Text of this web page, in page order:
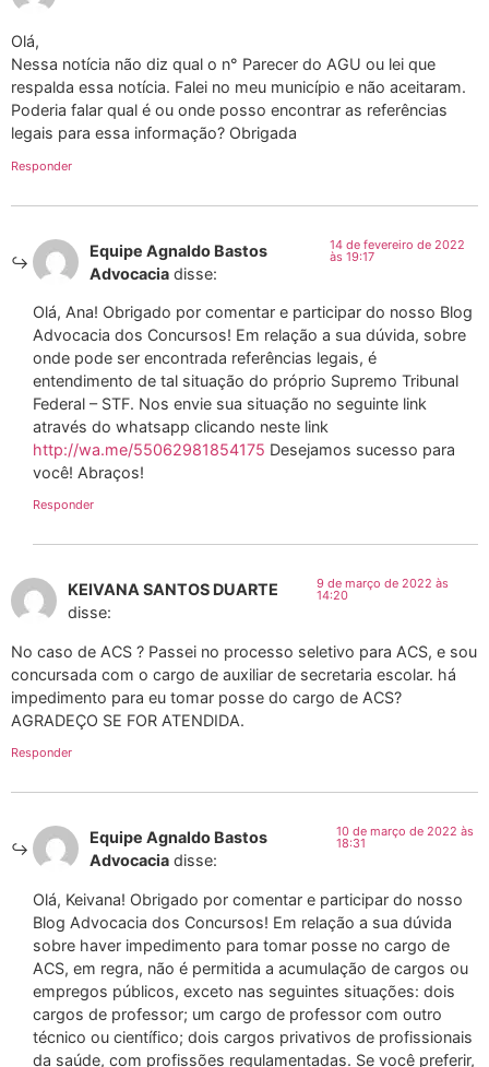
Olá,
Nessa notícia não diz qual o n° Parecer do AGU ou lei que
respalda essa notícia. Falei no meu município e não aceitaram.
Poderia falar qual é ou onde posso encontrar as referências
legais para essa informação? Obrigada
Responder
Equipe Agnaldo Bastos
Advocacia disse:
14 de fevereiro de 2022
às 19:17
Olá, Ana! Obrigado por comentar e participar do nosso Blog
Advocacia dos Concursos! Em relação a sua dúvida, sobre
onde pode ser encontrada referências legais, é
entendimento de tal situação do próprio Supremo Tribunal
Federal – STF. Nos envie sua situação no seguinte link
através do whatsapp clicando neste link
http://wa.me/55062981854175 Desejamos sucesso para
você! Abraços!
Responder
KEIVANA SANTOS DUARTE
disse:
9 de março de 2022 às
14:20
No caso de ACS ? Passei no processo seletivo para ACS, e sou
concursada com o cargo de auxiliar de secretaria escolar. há
impedimento para eu tomar posse do cargo de ACS?
AGRADEÇO SE FOR ATENDIDA.
Responder
Equipe Agnaldo Bastos
Advocacia disse:
10 de março de 2022 às
18:31
Olá, Keivana! Obrigado por comentar e participar do nosso
Blog Advocacia dos Concursos! Em relação a sua dúvida
sobre haver impedimento para tomar posse no cargo de
ACS, em regra, não é permitida a acumulação de cargos ou
empregos públicos, exceto nas seguintes situações: dois
cargos de professor; um cargo de professor com outro
técnico ou científico; dois cargos privativos de profissionais
da saúde, com profissões regulamentadas. Se você preferir,